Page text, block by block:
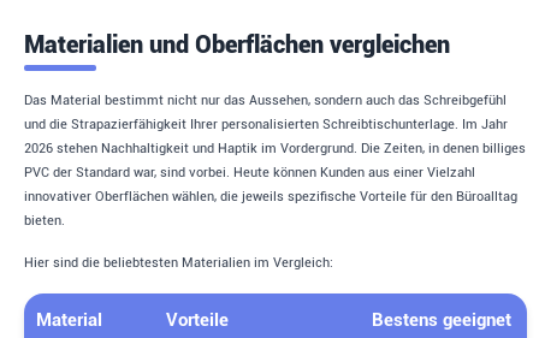
Materialien und Oberflächen vergleichen
Das Material bestimmt nicht nur das Aussehen, sondern auch das Schreibgefühl
und die Strapazierfähigkeit Ihrer personalisierten Schreibtischunterlage. Im Jahr
2026 stehen Nachhaltigkeit und Haptik im Vordergrund. Die Zeiten, in denen billiges
PVC der Standard war, sind vorbei. Heute können Kunden aus einer Vielzahl
innovativer Oberflächen wählen, die jeweils spezifische Vorteile für den Büroalltag
bieten.
Hier sind die beliebtesten Materialien im Vergleich:
Material Vorteile
Bestens geeignet